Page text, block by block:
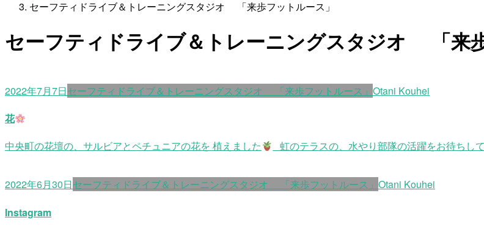
セーフティドライブ＆トレーニングスタジオ 「来歩フットルース」
セーフティドライブ＆トレーニングスタジオ 「来
2022年7月7日セーフティドライブ＆トレーニングスタジオ 「来歩フットルース」 Otani Kouhei
花
中央町の花壇の、サルビアとペチュニアの花を 植えました
虹のテラスの、水やり部隊の活躍をお待ちし
2022年6月30日セーフティドライブ＆トレーニングスタジオ 「来歩フットルース」 Otani Kouhei
Instagram